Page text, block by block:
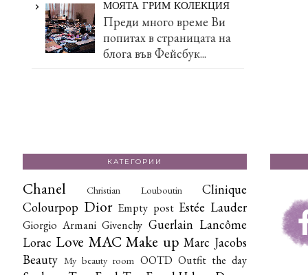
МОЯТА ГРИМ КОЛЕКЦИЯ
Преди много време Ви
попитах в страницата на
блога във Фейсбук...
КАТЕГОРИИ
Chanel Christian Louboutin
Clinique
Colourpop Dior Empty post Estée Lauder
Giorgio Armani Givenchy Guerlain Lancôme
Lorac Love MAC Make up Marc Jacobs
Beauty My beauty room OOTD Outfit the day